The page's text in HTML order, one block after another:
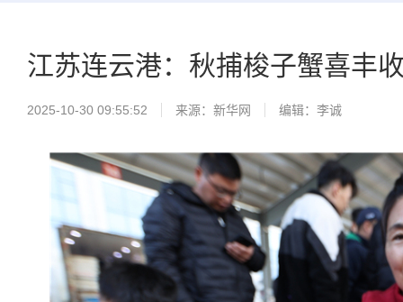
江苏连云港：秋捕梭子蟹喜丰
2025-10-30 09:55:52 来源： 新华网 编辑：李诚